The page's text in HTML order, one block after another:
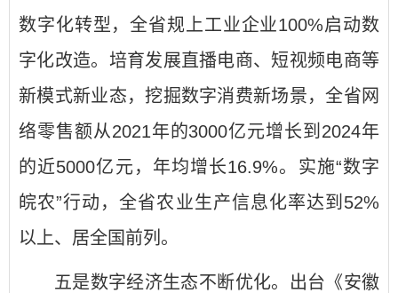
数字化转型，全省规上工业企业100%启动数
字化改造。培育发展直播电商、短视频电商等
新模式新业态，挖掘数字消费新场景，全省网
络零售额从2021年的3000亿元增长到2024年
的近5000亿元，年均增长16.9%。实施“数字
皖农”行动，全省农业生产信息化率达到52%
以上、居全国前列。
五是数字经济生态不断优化。出台《安徽